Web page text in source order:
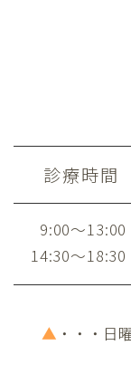
診療時間
9:00～13:00
14:30～18:30
▲ ・・・日